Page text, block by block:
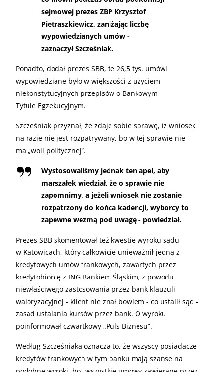
sejmowej prezes ZBP Krzysztof
Pietraszkiewicz, zaniżając liczbę
wypowiedzianych umów -
zaznaczył Szcześniak.
Ponadto, dodał prezes SBB, te 26,5 tys. umówi
wypowiedziane było w większości z użyciem
niekonstytucyjnych przepisów o Bankowym
Tytule Egzekucyjnym.
Szcześniak przyznał, że zdaje sobie sprawę, iż wniosek
na razie nie jest rozpatrywany, bo w tej sprawie nie
ma „woli politycznej”.
Wystosowaliśmy jednak ten apel, aby
marszałek wiedział, że o sprawie nie
zapomnimy, a jeżeli wniosek nie zostanie
rozpatrzony do końca kadencji, wyborcy to
zapewne wezmą pod uwagę - powiedział.
Prezes SBB skomentował też kwestie wyroku sądu
w Katowicach, który całkowicie unieważnił jedną z
kredytowych umów frankowych, zawartych przez
kredytobiorcę z ING Bankiem Śląskim, z powodu
niewłaściwego zastosowania przez bank klauzuli
waloryzacyjnej - klient nie znał bowiem - co ustalił sąd -
zasad ustalania kursów przez bank. O wyroku
poinformował czwartkowy „Puls Biznesu”.
Według Szcześniaka oznacza to, że wszyscy posiadacze
kredytów frankowych w tym banku mają szanse na